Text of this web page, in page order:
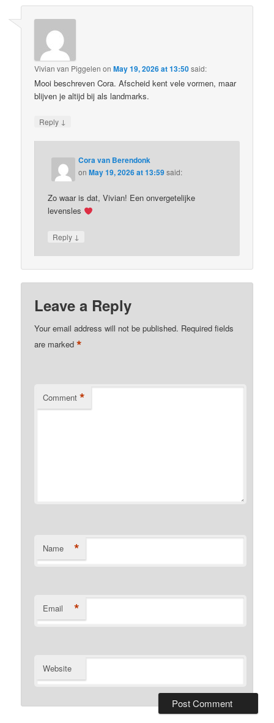
Vivian van Piggelen onMay 19, 2026 at 13:50said:
Mooi beschreven Cora. Afscheid kent vele vormen, maar
blijven je altijd bij als landmarks.
Reply ↓
Cora van Berendonk
onMay 19, 2026 at 13:59said:
Zo waar is dat, Vivian! Een onvergetelijke
levensles
Reply ↓
Leave a Reply
Your email address will not be published. Required fields
are marked*
Comment *
Name *
Email *
Website